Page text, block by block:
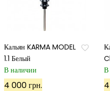
Кальян KARMA MODEL
1.1 Белый
В наличии
4 000 грн.
В